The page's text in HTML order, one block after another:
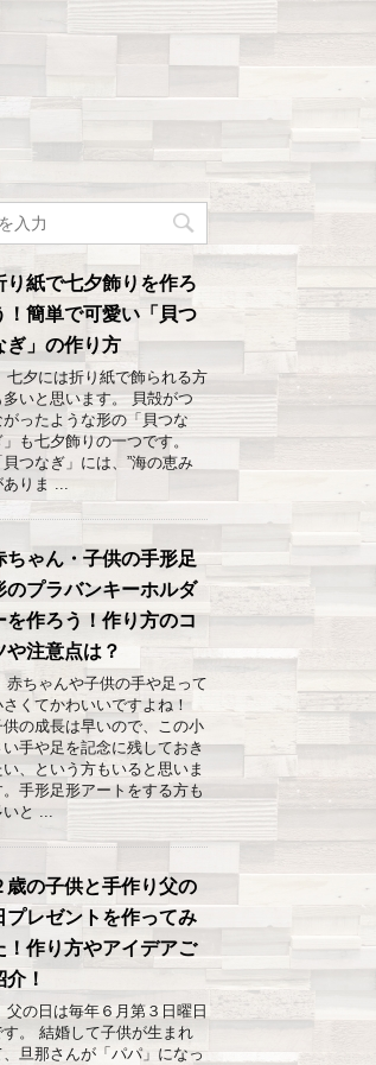
り紙で七夕飾りを作ろ
！簡単で可愛い「貝つ
ぎ」の作り方
夕には折り紙で飾られる方
多いと思います。 貝殻がつ
がったような形の「貝つな
」も七夕飾りの一つです。
貝つなぎ」には、”海の恵み
ありま ...
ちゃん・子供の手形足
のプラバンキーホルダ
を作ろう！作り方のコ
や注意点は？
ちゃんや子供の手や足って
さくてかわいいですよね！
供の成長は早いので、この小
い手や足を記念に残しておき
い、という方もいると思いま
。手形足形アートをする方も
いと ...
歳の子供と手作り父の
プレゼントを作ってみ
！作り方やアイデアご
介！
の日は毎年６月第３日曜日
す。 結婚して子供が生まれ
、旦那さんが「パパ」になっ